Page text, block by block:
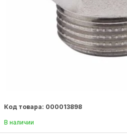
Код товара: 000013898
В наличии